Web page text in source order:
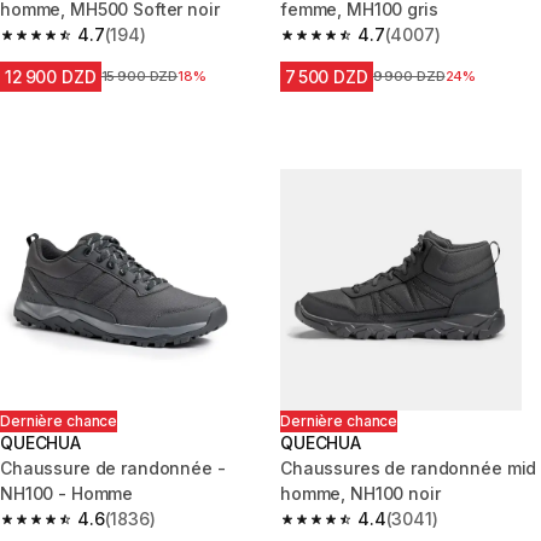
homme, MH500 Softer noir
4.7
4.7 out of 5 stars from 194 reviews
(194)
12 900 DZD Prix avant la réduction
15 900 DZD18%
femme, MH100 gris
4.7
4.7 out of 5 stars from 4007
(4007)
7 500 DZD Prix avant la réduction
9 900 DZD24%
Dernière chance
QUECHUA
Chaussure de randonnée -
NH100 - Homme
4.6
4.6 out of 5 stars from 1836 reviews
(1836)
Dernière chance
QUECHUA
Chaussures de randonnée mid
homme, NH100 noir
4.4
4.4 out of 5 stars from 3041
(3041)